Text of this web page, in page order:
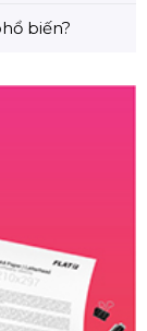
biến?